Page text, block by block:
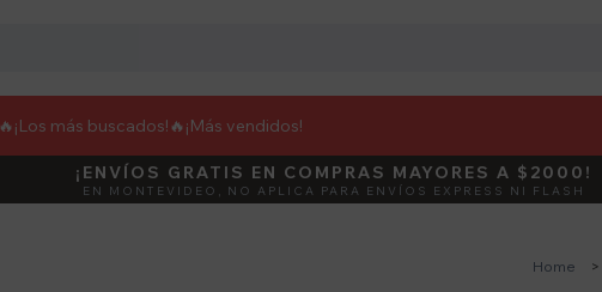
🔥¡Los más buscados!🔥 ¡Más vendidos!
DEBUT ACTIVÁ
¡ENVÍOS GRATIS EN COMPRAS MAYORES A $2000!
EN MONTEVIDEO, NO APLICA PARA ENVÍOS EXPRESS NI FLASH
Home